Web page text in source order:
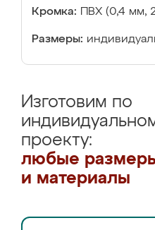
Кромка: ПВХ (0,4 мм,
Размеры:
Изготовим по
проекту:
любые
и материалы